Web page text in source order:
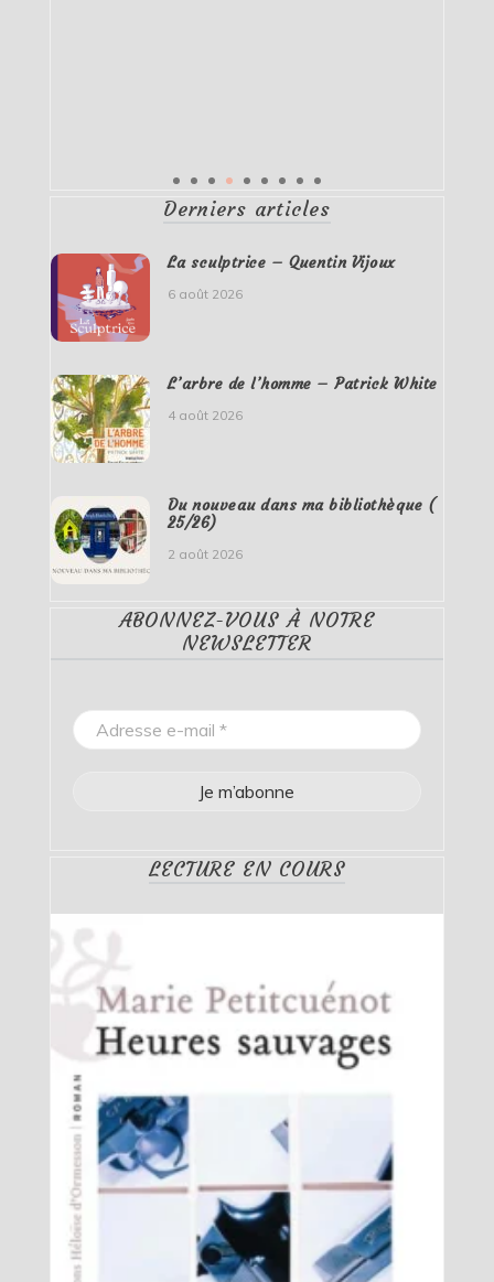
Derniers articles
La sculptrice – Quentin Vijoux
6 août 2026
L’arbre de l’homme – Patrick White
4 août 2026
Du nouveau dans ma bibliothèque (
25/26)
2 août 2026
ABONNEZ-VOUS À NOTRE
NEWSLETTER
LECTURE EN COURS